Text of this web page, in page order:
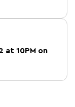
at 10PM on